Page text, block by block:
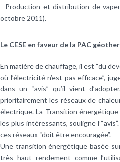
- Production et distribution de
octobre 2011).
Le CESE en faveur de la PAC
En matière dechauffage, il est “du
où l’électricitén’est pas efficace”,
dans un “avis” qu’il vient
prioritairement les réseaux de
électrique. La Transition
les plus intéressants, souligne
ces réseaux “doit être encouragée”.
Une transition énergétique basée
très haut rendement comme